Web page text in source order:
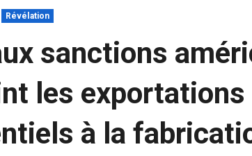
Révélation
sanctions
les exportations
à la